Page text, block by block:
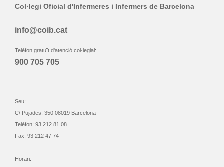
Col·legi Oficial d'Infermeres i Infermers de Barcelona
info@coib.cat
Telèfon gratuït d'atenció col·legial:
900 705 705
Seu:
C/ Pujades, 350 08019 Barcelona
Telèfon: 93 212 81 08
Fax: 93 212 47 74
Horari: